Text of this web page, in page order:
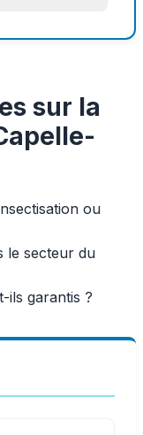
sur la
ou
le secteur du
ils garantis ?